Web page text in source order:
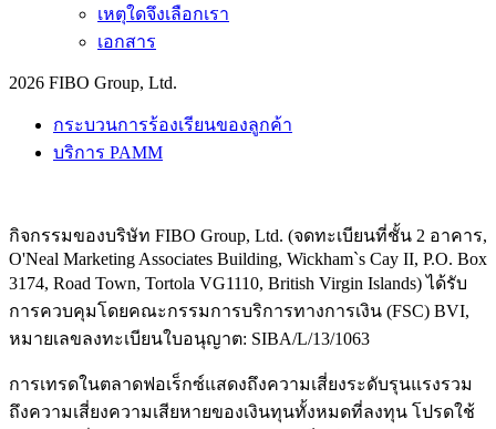
เหตุใดจึงเลือกเรา
เอกสาร
2026 FIBO Group, Ltd.
กระบวนการร้องเรียนของลูกค้า
บริการ PAMM
กิจกรรมของบริษัท FIBO Group, Ltd. (จดทะเบียนที่ชั้น 2 อาคาร,
O'Neal Marketing Associates Building, Wickham`s Cay II, P.O. Box
3174, Road Town, Tortola VG1110, British Virgin Islands) ได้รับ
การควบคุมโดยคณะกรรมการบริการทางการเงิน (FSC) BVI,
หมายเลขลงทะเบียนใบอนุญาต: SIBA/L/13/1063
การเทรดในตลาดฟอเร็กซ์แสดงถึงความเสี่ยงระดับรุนแรงรวม
ถึงความเสี่ยงความเสียหายของเงินทุนทั้งหมดที่ลงทุน โปรดใช้